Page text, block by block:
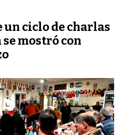
un ciclo de charlas
mostró con